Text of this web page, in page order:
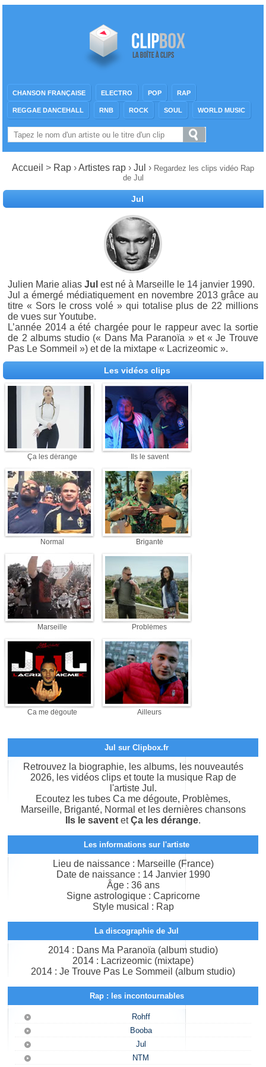
CHANSON FRANÇAISE ELECTRO POP RAP
REGGAE DANCEHALL RNB ROCK SOUL WORLD MUSIC
Accueil > Rap ›Artistes rap › Jul › Regardez les clips vidéo Rap
de Jul
Jul
Julien Marie aliasJul est né à Marseille le 14 janvier 1990.
Jul a émergé médiatiquement en novembre 2013 grâce au
titre « Sors le cross volé » qui totalise plus de 22 millions
de vues sur Youtube.
L’année 2014 a été chargée pour le rappeur avec la sortie
de 2 albums studio (« Dans Ma Paranoïa » et « Je Trouve
Pas Le Sommeil ») et de la mixtape « Lacrizeomic ».
Les vidéos clips
Ça les dérange Ils le savent
Normal Briganté
Marseille Problèmes
Ca me dégoute Ailleurs
Jul sur Clipbox.fr
Retrouvez la biographie, les albums, les nouveautés
2026, les vidéos clips et toute la musique Rap de
l'artiste Jul.
Ecoutez les tubes Ca me dégoute, Problèmes,
Marseille, Briganté, Normal et les dernières chansons
Ils le savent etÇa les dérange.
Les informations sur l'artiste
Lieu de naissance : Marseille (France)
Date de naissance : 14 Janvier 1990
Âge : 36 ans
Signe astrologique : Capricorne
Style musical : Rap
La discographie de Jul
2014 : Dans Ma Paranoïa (album studio)
2014 : Lacrizeomic (mixtape)
2014 : Je Trouve Pas Le Sommeil (album studio)
Rap : les incontournables
Rohff
Booba
Jul
NTM